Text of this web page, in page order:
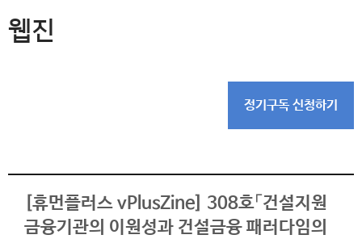
웹진
정기구독 신청하기
[휴먼플러스 vPlusZine] 308호「건설지원
금융기관의 이원성과 건설금융 패러다임의